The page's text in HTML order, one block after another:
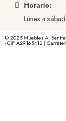
Horario:
Lunes a
© 2025 Muebles A.
- CIF A29165412 |